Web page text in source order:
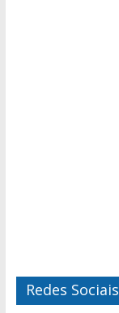
Redes Sociais